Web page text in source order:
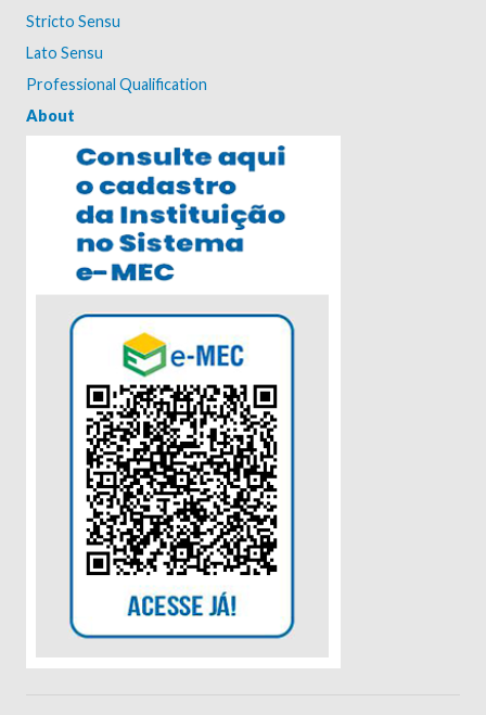
Stricto Sensu
Lato Sensu
Professional Qualification
About